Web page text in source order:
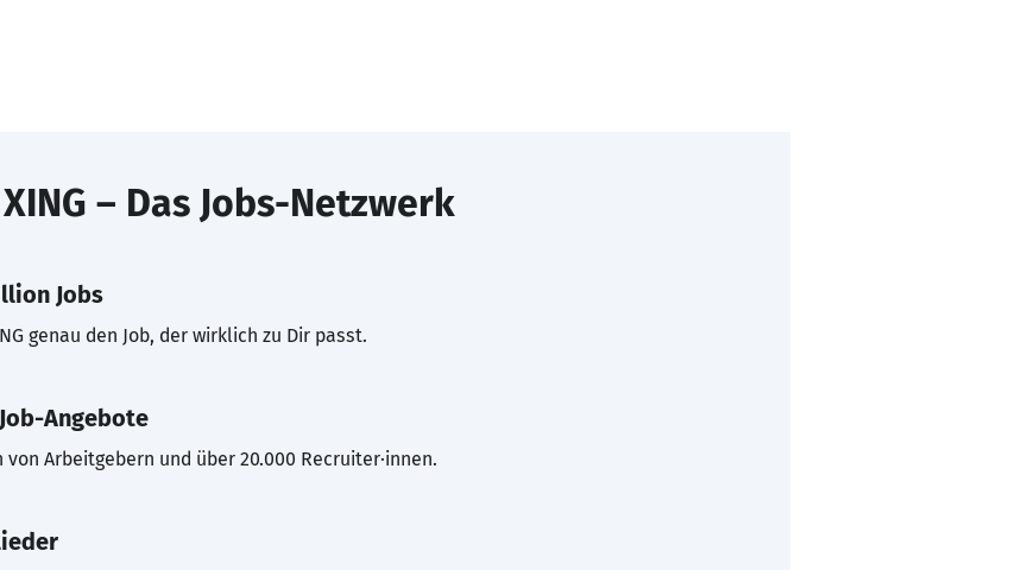
XING – Das Jobs-Netzwerk
Jobs
genau den Job, der wirklich zu Dir passt.
Angebote
von Arbeitgebern und über 20.000 Recruiter·innen.